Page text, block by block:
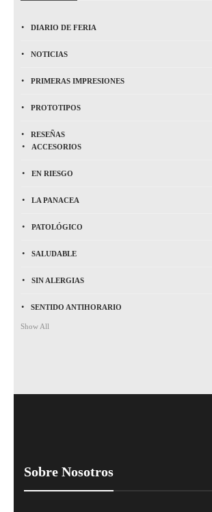
DIARIO DE FERIA
NOTICIAS
PRIMERAS IMPRESIONES
PROTOTIPOS
RESEÑAS
ACCESORIOS
EN RIESGO
LA PANACEA
PATOLÓGICO
SALUDABLE
SIN ALERGIAS
SENTIDO ANTIHORARIO
Show All
Sobre Nosotros